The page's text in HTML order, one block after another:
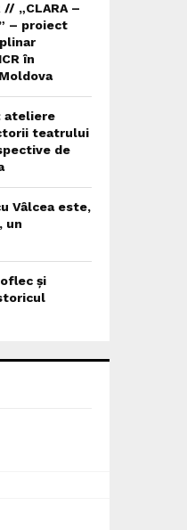
// „CLARA –
– proiect
în
ateliere
teatrului
de
Vâlcea este,
un
și